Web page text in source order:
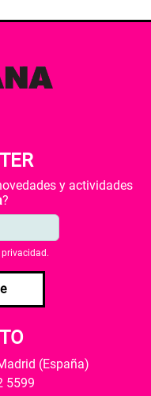
y actividades
?
.
(España)
5599